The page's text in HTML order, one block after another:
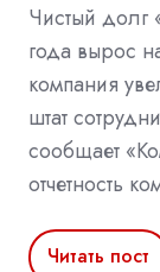
Чистый долг
года вырос
компания
штат
сообщает
отчетность
Читать пост